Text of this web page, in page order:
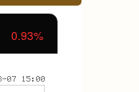
1.01%